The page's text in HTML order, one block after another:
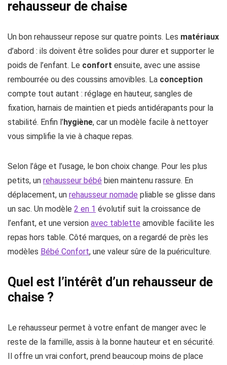
rehausseur de chaise
Un bon rehausseur repose sur quatre points. Les matériaux
d’abord : ils doivent être solides pour durer et supporter le
poids de l’enfant. Le confort ensuite, avec une assise
rembourrée ou des coussins amovibles. La conception
compte tout autant : réglage en hauteur, sangles de
fixation, harnais de maintien et pieds antidérapants pour la
stabilité. Enfin l’hygiène, car un modèle facile à nettoyer
vous simplifie la vie à chaque repas.
Selon l’âge et l’usage, le bon choix change. Pour les plus
petits, un rehausseur bébé bien maintenu rassure. En
déplacement, un rehausseur nomade pliable se glisse dans
un sac. Un modèle 2 en 1 évolutif suit la croissance de
l’enfant, et une version avec tablette amovible facilite les
repas hors table. Côté marques, on a regardé de près les
modèles Bébé Confort, une valeur sûre de la puériculture.
Quel est l’intérêt d’un rehausseur de
chaise ?
Le rehausseur permet à votre enfant de manger avec le
reste de la famille, assis à la bonne hauteur et en sécurité.
Il offre un vrai confort, prend beaucoup moins de place